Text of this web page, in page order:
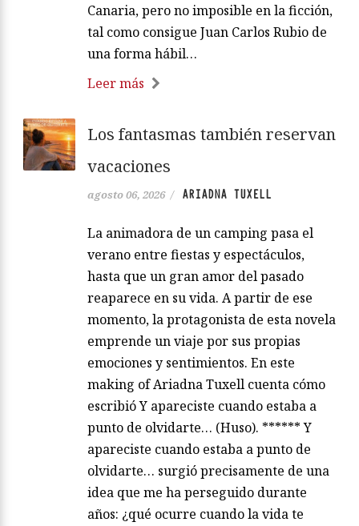
Canaria, pero no imposible en la ficción,
tal como consigue Juan Carlos Rubio de
una forma hábil…
Leer más
Los fantasmas también reservan
vacaciones
agosto 06, 2026 / ARIADNA TUXELL
La animadora de un camping pasa el
verano entre fiestas y espectáculos,
hasta que un gran amor del pasado
reaparece en su vida. A partir de ese
momento, la protagonista de esta novela
emprende un viaje por sus propias
emociones y sentimientos. En este
making of Ariadna Tuxell cuenta cómo
escribió Y apareciste cuando estaba a
punto de olvidarte… (Huso). ****** Y
apareciste cuando estaba a punto de
olvidarte… surgió precisamente de una
idea que me ha perseguido durante
años: ¿qué ocurre cuando la vida te